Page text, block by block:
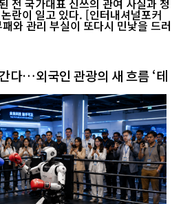
전 국가대표 신쓰의 관여 사실과 청
있다. [인터내셔널포커
와 관리 부실이 또다시 민낯을 드러
다…외국인 관광의 새 흐름 ‘테